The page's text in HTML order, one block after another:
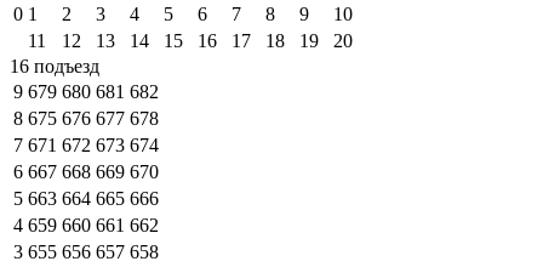
0 1 2 3 4 5 6 7 8 9
10
11
12 13 14 15 16 17 18 19
20
16 подъезд
9 679 680 681 682
8 675 676 677 678
7 671 672 673 674
6 667 668 669 670
5 663 664 665 666
4 659 660 661 662
3 655 656 657 658